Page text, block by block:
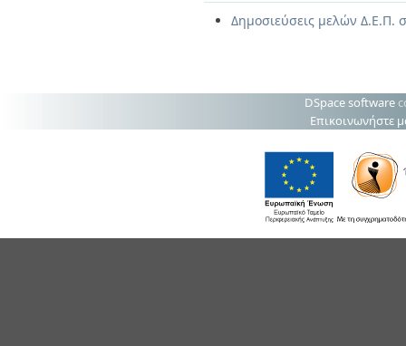
Δημοσιεύσεις μελών Δ.Ε.Π.
DSpace software
Επικοινωνήστε